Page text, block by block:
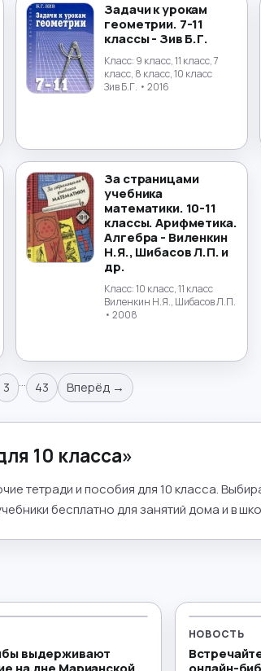
Задачи к урокам
геометрии. 7-11
классы - Зив Б.Г.
Класс: 9 класс, 11 класс, 7
класс, 8 класс, 10 класс
Зив Б.Г. • 2016
За страницами
учебника
математики. 10-11
классы. Арифметика.
Алгебра - Виленкин
Н.Я., Шибасов Л.П. и
др.
Класс:10 класс, 11 класс
Виленкин Н.Я., Шибасов Л.П.
• 2008
3 … 43 Вперёд →
10 класса»
тетради и пособия для 10 класса.
бесплатно для занятий дома и в
выдерживают
НОВОСТЬ